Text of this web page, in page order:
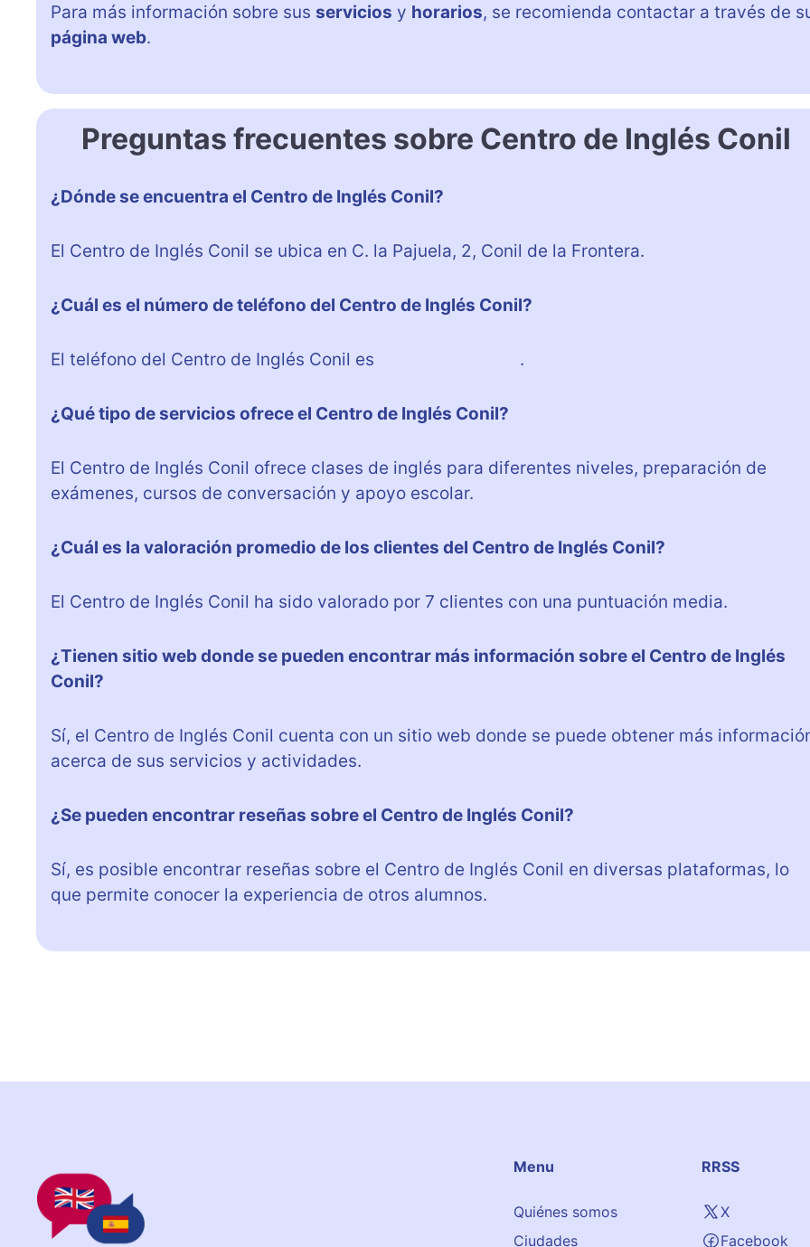
Para más información sobre sus servicios y horarios, se recomienda contactar a través de
página web.
Preguntas frecuentes sobre Centro de Inglés Conil
¿Dónde se encuentra el Centro de Inglés Conil?
El Centro de Inglés Conil se ubica en C. la Pajuela, 2, Conil de la Frontera.
¿Cuál es el número de teléfono del Centro de Inglés Conil?
El teléfono del Centro de Inglés Conil es .
¿Qué tipo de servicios ofrece el Centro de Inglés Conil?
El Centro de Inglés Conil ofrece clases de inglés para diferentes niveles, preparación de
exámenes, cursos de conversación y apoyo escolar.
¿Cuál es la valoración promedio de los clientes del Centro de Inglés Conil?
El Centro de Inglés Conil ha sido valorado por 7 clientes con una puntuación media.
¿Tienen sitio web donde se pueden encontrar más información sobre el Centro de Inglés
Conil?
Sí, el Centro de Inglés Conil cuenta con un sitio web donde se puede obtener más
acerca de sus servicios y actividades.
¿Se pueden encontrar reseñas sobre el Centro de Inglés Conil?
Sí, es posible encontrar reseñas sobre el Centro de Inglés Conil en diversas plataformas, lo
que permite conocer la experiencia de otros alumnos.
Menu
Quiénes somos
Ciudades
RRSS
X
Facebook